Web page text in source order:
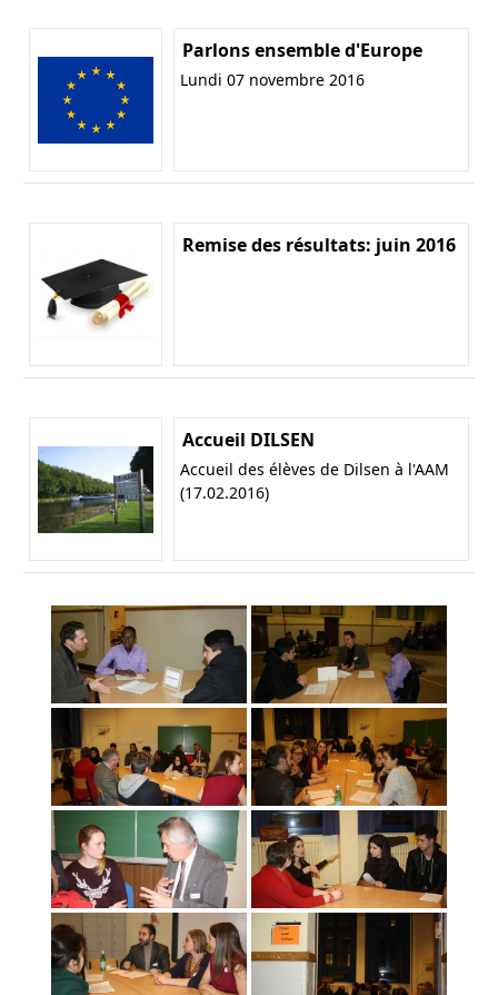
Parlons ensemble d'Europe
Lundi 07 novembre 2016
Remise des résultats: juin 2016
Accueil DILSEN
Accueil des élèves de Dilsen à l'AAM
(17.02.2016)